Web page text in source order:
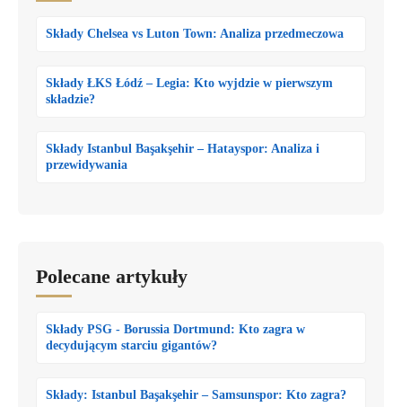
Składy Chelsea vs Luton Town: Analiza przedmeczowa
Składy ŁKS Łódź – Legia: Kto wyjdzie w pierwszym
składzie?
Składy Istanbul Başakşehir – Hatayspor: Analiza i
przewidywania
Polecane artykuły
Składy PSG - Borussia Dortmund: Kto zagra w
decydującym starciu gigantów?
Składy: Istanbul Başakşehir – Samsunspor: Kto zagra?